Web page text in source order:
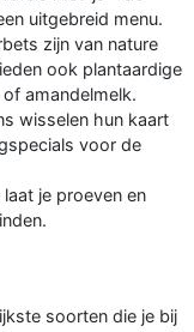
uitgebreid menu.
zijn van nature
ook plantaardige
amandelmelk.
wisselen hun kaart
voor de
je proeven en
soorten die je bij